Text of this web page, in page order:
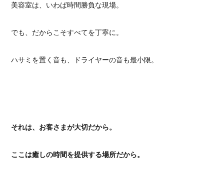
美容室は、いわば時間勝負な現場。
でも、だからこそすべてを丁寧に。
ハサミを置く音も、ドライヤーの音も最小限。
それは、お客さまが大切だから。
ここは癒しの時間を提供する場所だから。